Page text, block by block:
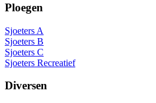
Ploegen
Sjoeters A
Sjoeters B
Sjoeters C
Sjoeters Recreatief
Diversen